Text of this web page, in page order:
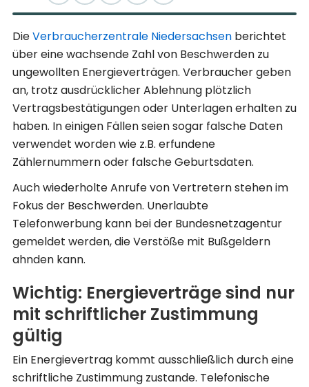
DieVerbraucherzentrale Niedersachsen berichtet
über eine wachsende Zahl von Beschwerden zu
ungewollten Energieverträgen. Verbraucher geben
an, trotz ausdrücklicher Ablehnung plötzlich
Vertragsbestätigungen oder Unterlagen erhalten zu
haben. In einigen Fällen seien sogar falsche Daten
verwendet worden wie z.B. erfundene
Zählernummern oder falsche Geburtsdaten.
Auch wiederholte Anrufe von Vertretern stehen im
Fokus der Beschwerden. Unerlaubte
Telefonwerbung kann bei der Bundesnetzagentur
gemeldet werden, die Verstöße mit Bußgeldern
ahnden kann.
Wichtig: Energieverträge sind nur
mit schriftlicher Zustimmung
gültig
Ein Energievertrag kommt ausschließlich durch eine
schriftliche Zustimmung zustande. Telefonische